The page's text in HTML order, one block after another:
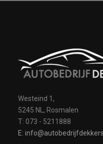
Westeind 1,
5245 NL, Rosmalen
T: 073 - 5211888
E: